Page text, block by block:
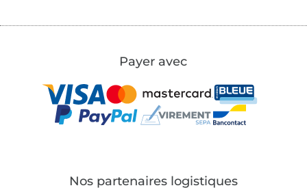
Payer avec
Nos partenaires logistiques